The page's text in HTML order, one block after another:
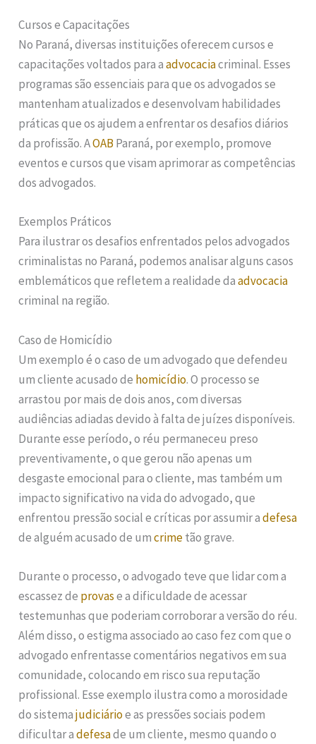
Cursos e Capacitações
No Paraná, diversas instituições oferecem cursos e
capacitações voltados para aadvocaciacriminal. Esses
programas são essenciais para que os advogados se
mantenham atualizados e desenvolvam habilidades
práticas que os ajudem a enfrentar os desafios diários
da profissão. AOABParaná, por exemplo, promove
eventos e cursos que visam aprimorar as competências
dos advogados.
Exemplos Práticos
Para ilustrar os desafios enfrentados pelos advogados
criminalistas no Paraná, podemos analisar alguns casos
emblemáticos que refletem a realidade daadvocacia
criminal na região.
Caso de Homicídio
Um exemplo é o caso de um advogado que defendeu
um cliente acusado de homicídio. O processo se
arrastou por mais de dois anos, com diversas
audiências adiadas devido à falta de juízes disponíveis.
Durante esse período, o réu permaneceu preso
preventivamente, o que gerou não apenas um
desgaste emocional para o cliente, mas também um
impacto significativo na vida do advogado, que
enfrentou pressão social e críticas por assumir adefesa
de alguém acusado de umcrimetão grave.
Durante o processo, o advogado teve que lidar com a
escassez de provase a dificuldade de acessar
testemunhas que poderiam corroborar a versão do réu.
Além disso, o estigma associado ao caso fez com que o
advogado enfrentasse comentários negativos em sua
comunidade, colocando em risco sua reputação
profissional. Esse exemplo ilustra como a morosidade
do sistemajudiciárioe as pressões sociais podem
dificultar adefesade um cliente, mesmo quando o